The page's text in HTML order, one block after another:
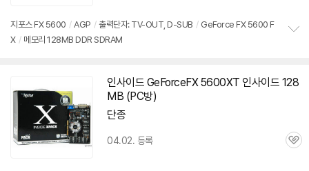
지포스 FX 5600 / AGP / 출력단자: TV-OUT, D-SUB / GeForce FX 5600 F
X / 메모리 128MB DDR SDRAM
치
인사이드 GeForceFX5600XT 인사이드 128
MB (PC방)
단종
04.02. 등록
관